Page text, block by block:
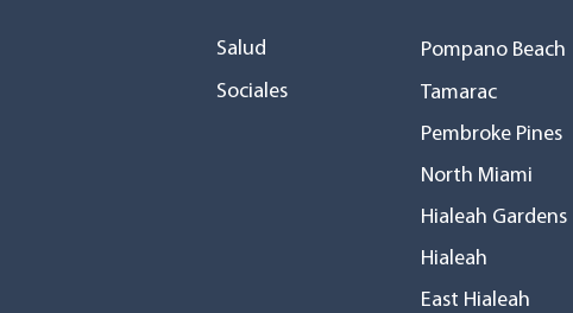
Salud
Sociales
Tamarac
Pembroke Pines
North Miami
Hialeah Gardens
Hialeah
East Hialeah
Pompano Beach